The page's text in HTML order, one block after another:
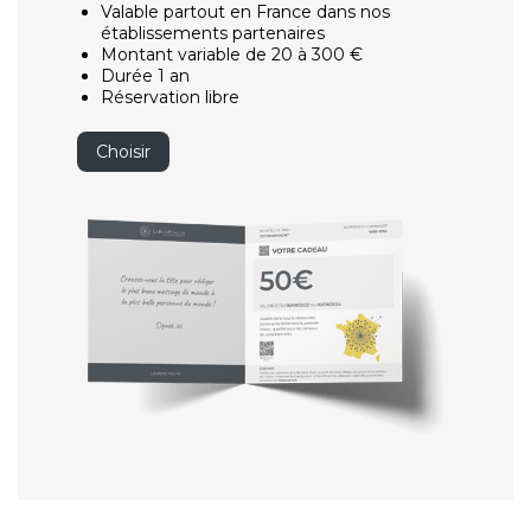
Valable partout en France dans nos
établissements partenaires
Montant variable de 20 à 300 €
Durée 1 an
Réservation libre
Choisir